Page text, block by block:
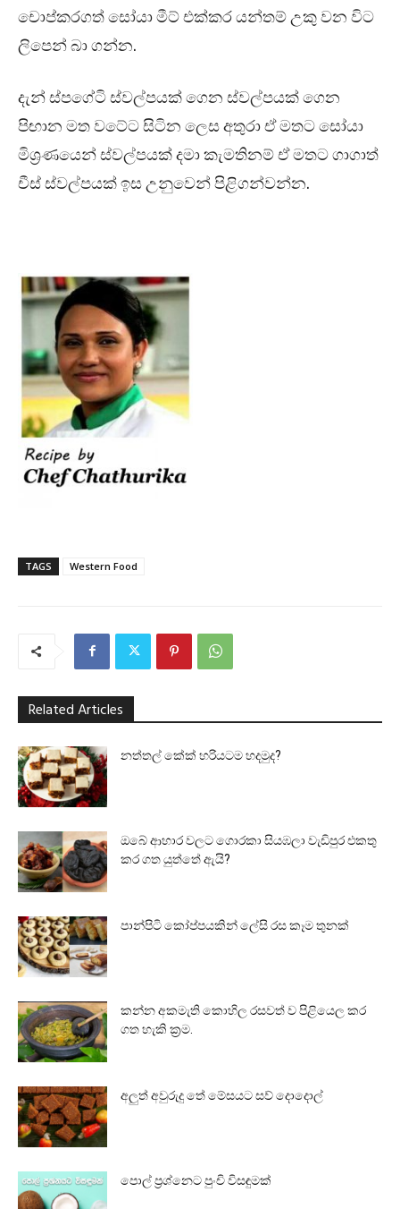
චොප්කරගත් සෝයා මීට් එක්කර යන්තම් උකු වන විට
ලිපෙන් බා ගන්න.
දැන් ස්පගේටි ස්වල්පයක් ගෙන ස්වල්පයක් ගෙන
පිඟාන මත වටේට සිටින ලෙස අතුරා ඒ මතට සෝයා
මිශ්‍රණයෙන් ස්වල්පයක් දමා කැමතිනම් ඒ මතට ගාගාත්
චීස් ස්වල්පයක් ඉස උනුවෙන් පිළිගන්වන්න.
TAGS Western Food
Related Articles
නත්තල් කේක් හරියටම හදමුද?
ඔබේ ආහාර වලට ගොරකා සියඹලා වැඩිපුර එකතු
කර ගත යුත්තේ ඇයි?
පාන්පිටි කෝප්පයකින් ලේසි රස කෑම තුනක්
කන්න අකමැති කොහිල රසවත් ව පිළියෙල කර
ගත හැකි ක්‍රම.
අලුත් අවුරුදු තේ මේසයට සව් දොදොල්
පොල් ප්‍රශ්නෙට පුංචි විසඳුමක්